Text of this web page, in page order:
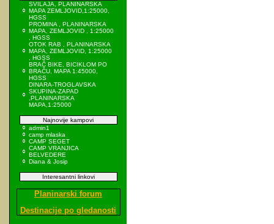
SVILAJA, PLANINARSKA
MAPA ZEMLJOVID,1:25000,
HGSS
PROMINA , PLANINARSKA
MAPA, ZEMLJOVID , 1:25000
, HGSS
OTOK RAB , PLANINARSKA
MAPA, ZEMLJOVID, 1:25000
, HGSS
BRAČ BIKE, BICIKLOM PO
BRAČU, MAPA 1:45000,
HGSS
DINARA-TROGLAVSKA
SKUPINA-ZAPAD
,PLANINARSKA
MAPA,1:25000
Najnovije kampovi
admin1
camp mlaska
CAMP SEGET
CAMP VRANJICA
BELVEDERE
Diana & Josip
Interesantni linkovi
Planinarski forum
Destinacije po gledanosti